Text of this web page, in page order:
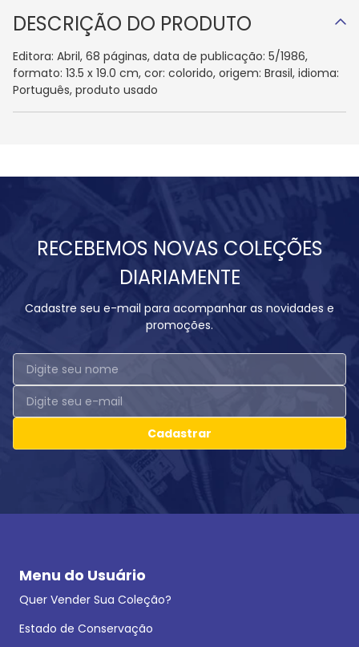
DESCRIÇÃO DO PRODUTO
Editora: Abril, 68 páginas, data de publicação: 5/1986,
formato: 13.5 x 19.0 cm, cor: colorido, origem: Brasil, idioma:
Português, produto usado
RECEBEMOS NOVAS COLEÇÕES
DIARIAMENTE
Cadastre seu e-mail para acompanhar as novidades e
promoções.
Cadastrar
Menu do Usuário
Quer Vender Sua Coleção?
Estado de Conservação